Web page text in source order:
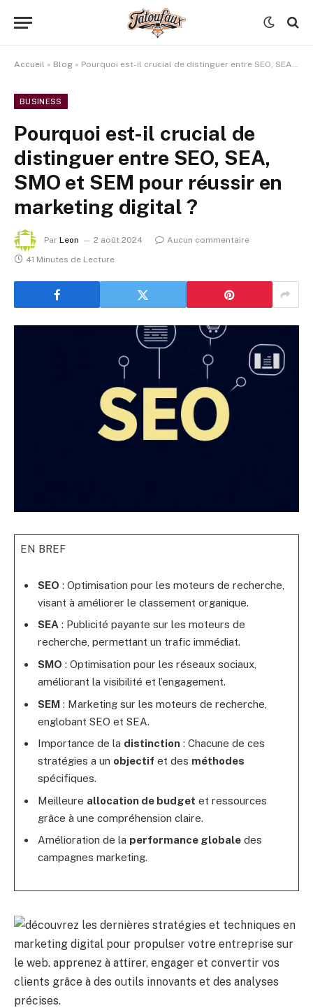
Accueil » Blog » Pourquoi est-il crucial de distinguer entre SEO, SEA, SMO et SEM pour réussir en marketing digital ?
BUSINESS
Pourquoi est-il crucial de
distinguer entre SEO, SEA,
SMO et SEM pour réussir en
marketing digital ?
Par Leon 2 août 2024
Aucun commentaire
41 Minutes de Lecture
EN BREF
SEO : Optimisation pour les moteurs de recherche,
visant à améliorer le classement organique.
SEA : Publicité payante sur les moteurs de
recherche, permettant un trafic immédiat.
SMO : Optimisation pour les réseaux sociaux,
améliorant la visibilité et l’engagement.
SEM: Marketing sur les moteurs de recherche,
englobant SEO et SEA.
Importance de la distinction: Chacune de ces
stratégies a un objectif et des méthodes
spécifiques.
Meilleure allocation de budget et ressources
grâce à une compréhension claire.
Amélioration de la performance globaledes
campagnes marketing.